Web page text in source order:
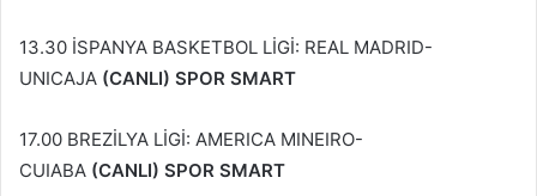
13.30 İSPANYA BASKETBOL LİGİ: REAL MADRID-
UNICAJA (CANLI) SPOR SMART
17.00 BREZİLYA LİGİ: AMERICA MINEIRO-
CUIABA (CANLI) SPOR SMART